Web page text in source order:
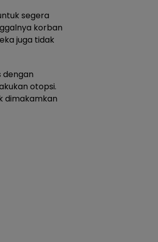
segera
korban
juga tidak
dengan
otopsi.
dimakamkan